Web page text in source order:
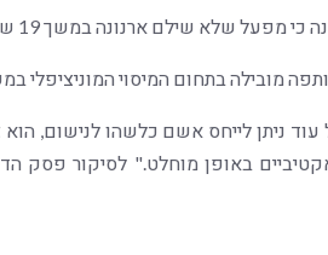
במשך 19 שנה, ישיב לעיריית חיפה תשלום בגין 3 מהן בלבד.
מובילה בתחום המיסוי המוניציפלי
ניתן לייחס אשם כלשהו לנישום, הוא
באופן מוחלט." לסיקור פסק